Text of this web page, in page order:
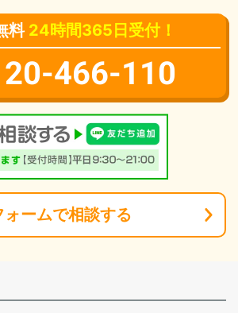
料 24時間365日受付！
466-110
ォームで相談する